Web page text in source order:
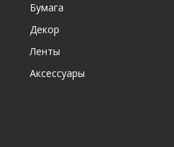
Бумага
Декор
Ленты
Аксессуары